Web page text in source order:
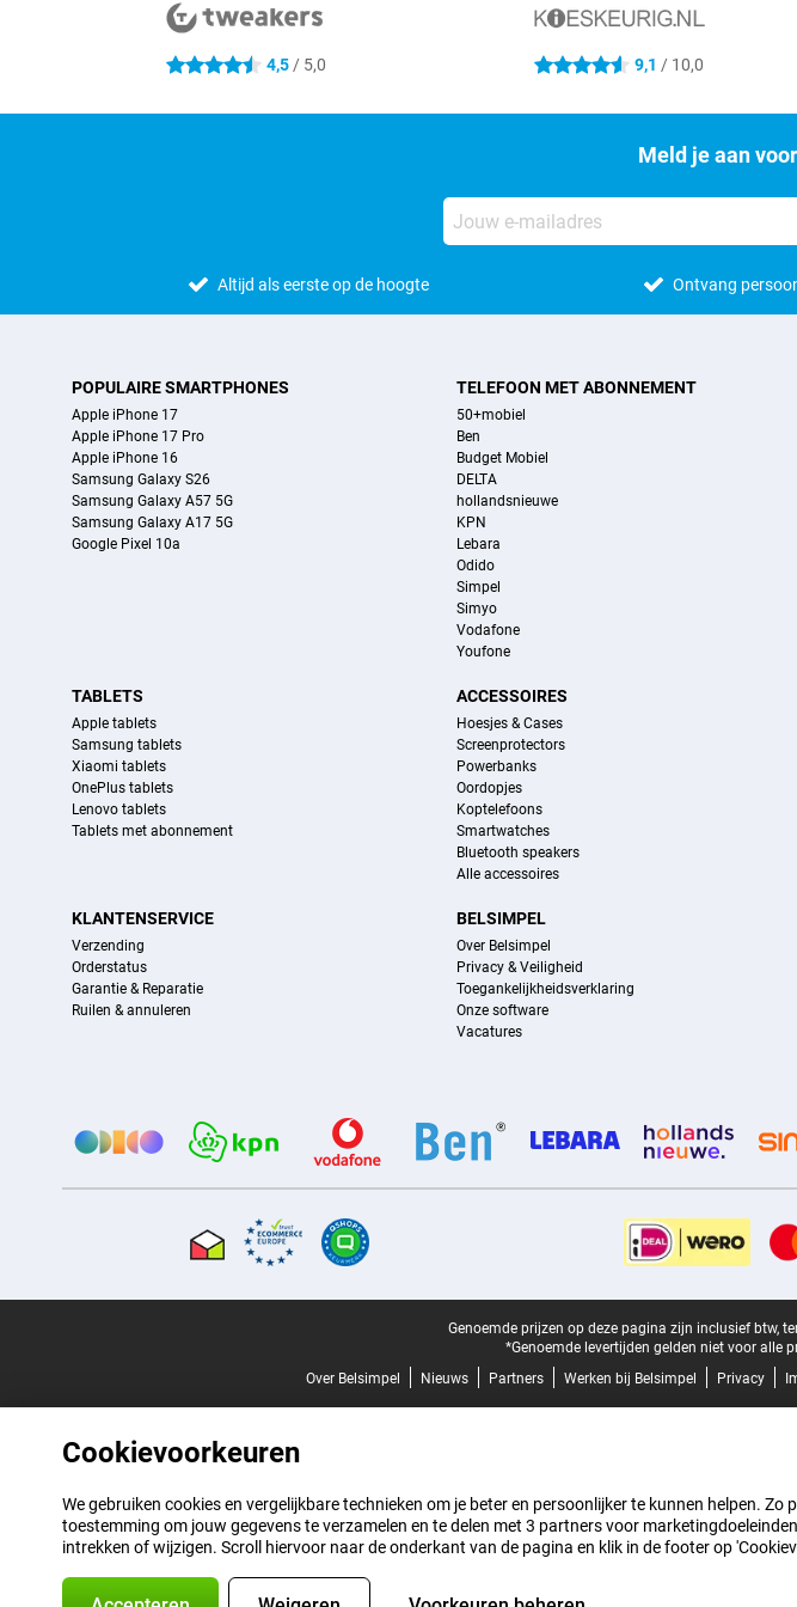
4.5 sterren 4,5/ 5,0 4.6 sterren 9,1 / 10,0
Meld je aan
Altijd als eerste op de hoogte Ontvang
POPULAIRE SMARTPHONES
Apple iPhone 17
Apple iPhone 17 Pro
Apple iPhone 16
Samsung Galaxy S26
Samsung Galaxy A57 5G
Samsung Galaxy A17 5G
Google Pixel 10a
TELEFOON MET ABONNEMENT
50+mobiel
Ben
Budget Mobiel
DELTA
hollandsnieuwe
KPN
Lebara
Odido
Simpel
Simyo
Vodafone
Youfone
TABLETS
Apple tablets
Samsung tablets
Xiaomi tablets
OnePlus tablets
Lenovo tablets
Tablets met abonnement
ACCESSOIRES
Hoesjes & Cases
Screenprotectors
Powerbanks
Oordopjes
Koptelefoons
Smartwatches
Bluetooth speakers
Alle accessoires
KLANTENSERVICE
Verzending
Orderstatus
Garantie & Reparatie
Ruilen & annuleren
BELSIMPEL
Over Belsimpel
Privacy & Veiligheid
Toegankelijkheidsverklaring
Onze software
Vacatures
Genoemde prijzen op deze pagina zijn inclusief btw,
*Genoemde levertijden gelden niet voor alle
Over Belsimpel
Nieuws Partners Werken bij Belsimpel Privacy
Cookievoorkeuren
We gebruiken cookies en vergelijkbare technieken om je beter en persoonlijker te kunnen helpen.
toestemming om jouw gegevens te verzamelen en te delen met 3 partners voor
intrekken of wijzigen. Scroll hiervoor naar de onderkant van de pagina en klik in de footer op